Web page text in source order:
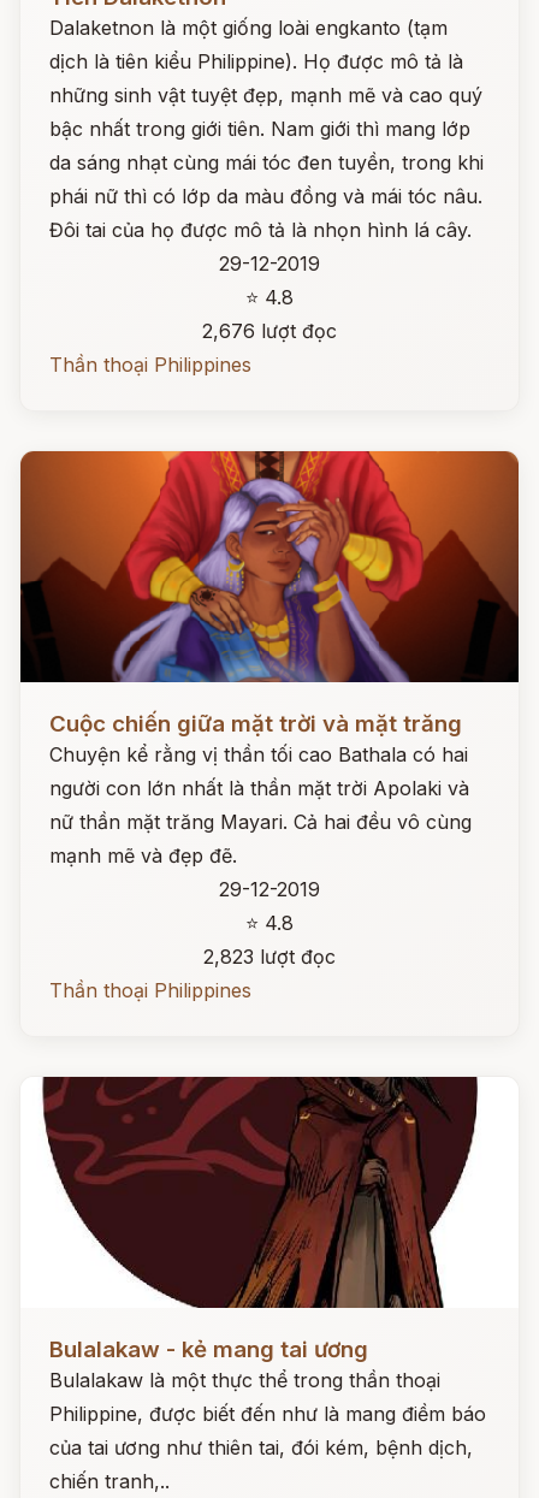
Dalaketnon là một giống loài engkanto (tạm
dịch là tiên kiểu Philippine). Họ được mô tả là
những sinh vật tuyệt đẹp, mạnh mẽ và cao quý
bậc nhất trong giới tiên. Nam giới thì mang lớp
da sáng nhạt cùng mái tóc đen tuyền, trong khi
phái nữ thì có lớp da màu đồng và mái tóc nâu.
Đôi tai của họ được mô tả là nhọn hình lá cây.
29-12-2019
⭐ 4.8
2,676 lượt đọc
Thần thoại Philippines
Cuộc chiến giữa mặt trời và mặt trăng
Chuyện kể rằng vị thần tối cao Bathala có hai
người con lớn nhất là thần mặt trời Apolaki và
nữ thần mặt trăng Mayari. Cả hai đều vô cùng
mạnh mẽ và đẹp đẽ.
29-12-2019
⭐ 4.8
2,823 lượt đọc
Thần thoại Philippines
Bulalakaw - kẻ mang tai ương
Bulalakaw là một thực thể trong thần thoại
Philippine, được biết đến như là mang điềm báo
của tai ương như thiên tai, đói kém, bệnh dịch,
chiến tranh,..